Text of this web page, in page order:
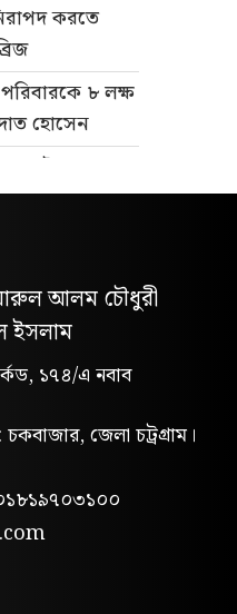
করতে
৮ লক্ষ
হোসেন
গণরায়
বিক্ষোভ
পাহাড়ি
পিসিসিপির
বিতরণ
আলম চৌধুরী
ইসলাম
১৭৪/এ নবাব
জেলা চট্রগ্রাম।